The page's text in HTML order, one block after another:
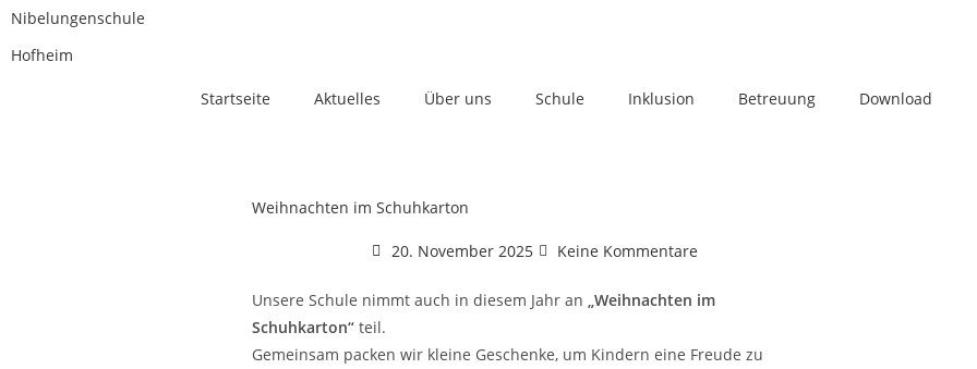
Nibelungenschule
Hofheim
Startseite Aktuelles Über uns Schule Inklusion Betreuung Download
Weihnachten im Schuhkarton
20. November 2025 Keine Kommentare
Unsere Schule nimmt auch in diesem Jahr an „Weihnachten im
Schuhkarton“teil.
Gemeinsam packen wir kleine Geschenke, um Kindern eine Freude zu